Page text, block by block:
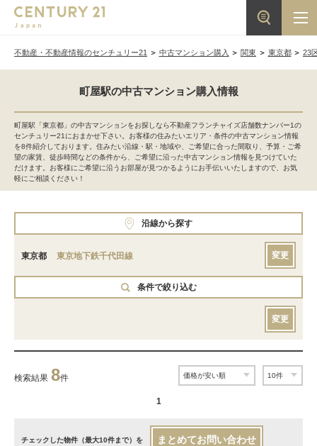
不動産・不動産情報のセンチュリー21 中古マンション購入 関東 東京都 23
町屋駅の中古マンション購入情報
町屋駅「東京都」の中古マンションをお探しなら不動産フランチャイズ店舗数ナンバー1の
センチュリー21におまかせ下さい。お客様の住みたいエリア・条件の中古マンション情報
を8件紹介しております。住みたい沿線・駅・地域や、ご希望に合った間取り、予算・ご希
望の家賃、徒歩時間などの条件から、ご希望に沿った中古マンション情報を見つけていた
だけます。お客様にご希望に沿うお部屋が見つかるようにお手伝いいたしますので、お気
軽にご相談ください！
沿線から探す
東京都 東京地下鉄千代田線 変更
条件で絞り込む
変更
検索結果 8件
1
チェックした物件（最大10件まで）を まとめてお問い合わせ